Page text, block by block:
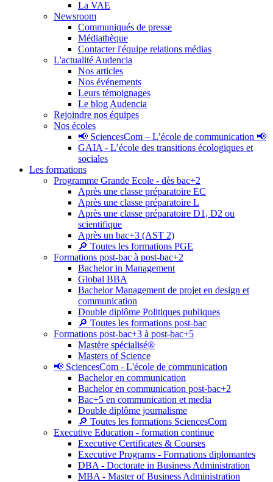
La VAE
Newsroom
Communiqués de presse
Médiathèque
Contacter l'équipe relations médias
L'actualité Audencia
Nos articles
Nos événements
Leurs témoignages
Le blog Audencia
Rejoindre nos équipes
Nos écoles
📢 SciencesCom – L’école de communication 📢
GAIA - L’école des transitions écologiques et
sociales
Les formations
Programme Grande Ecole - dès bac+2
Après une classe préparatoire EC
Après une classe préparatoire L
Après une classe préparatoire D1, D2 ou
scientifique
Après un bac+3 (AST 2)
🔎 Toutes les formations PGE
Formations post-bac à post-bac+2
Bachelor in Management
Global BBA
Bachelor Management de projet en design et
communication
Double diplôme Politiques publiques
🔎 Toutes les formations post-bac
Formations post-bac+3 à post-bac+5
Mastère spécialisé®
Masters of Science
📢 SciencesCom - L'école de communication
Bachelor en communication
Bachelor en communication post-bac+2
Bac+5 en communication et media
Double diplôme journalisme
🔎 Toutes les formations SciencesCom
Executive Education - formation continue
Executive Certificates & Courses
Executive Programs - Formations diplomantes
DBA - Doctorate in Business Administration
MBA - Master of Business Administration